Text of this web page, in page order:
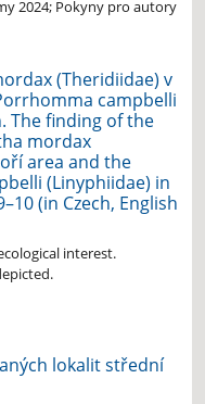
2024; Pokyny pro autory
(Theridiidae) v
campbelli
The finding of the
mordax
area and the
(Linyphiidae) in
(in Czech, English
interest.
.
lokalit střední